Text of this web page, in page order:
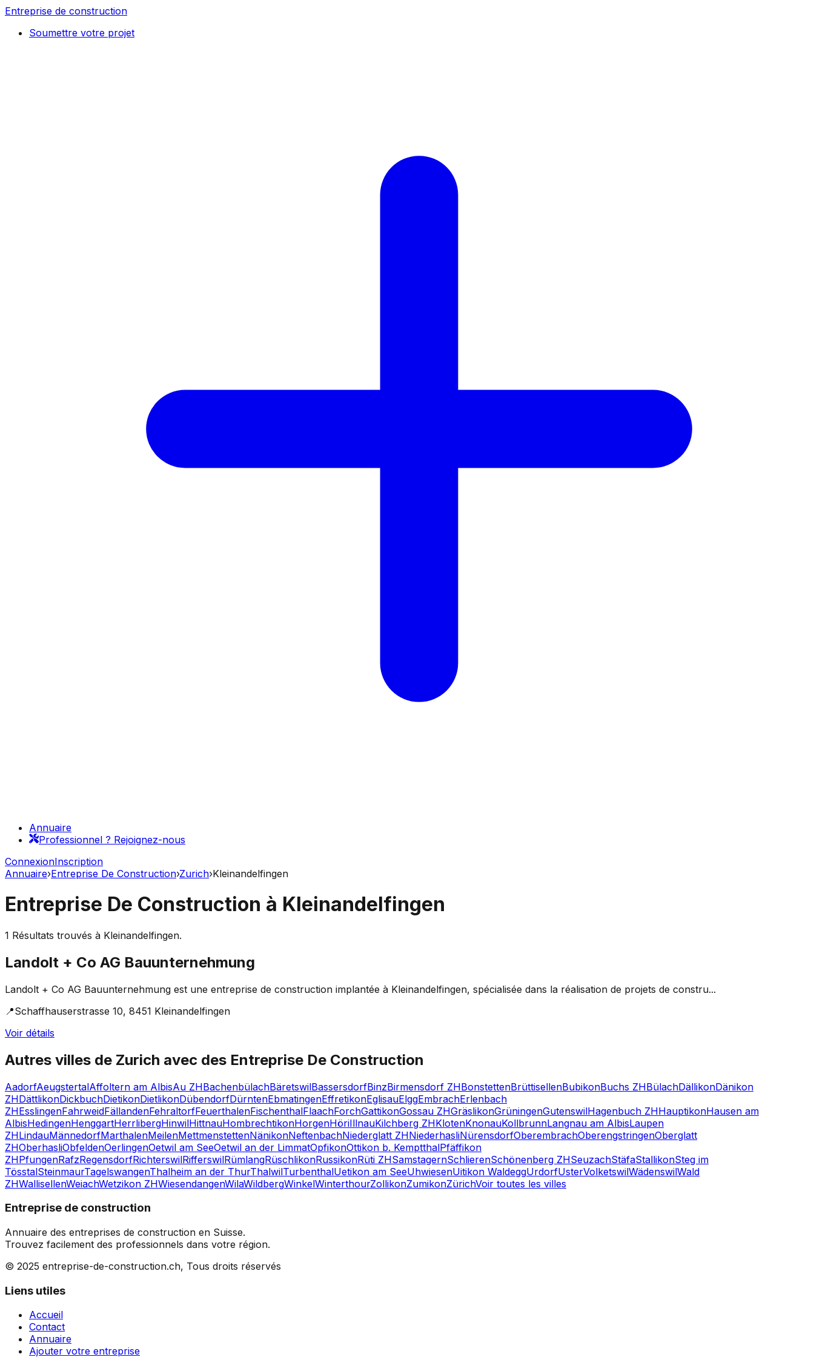
Entreprise de construction
Soumettre votre projet
Annuaire
Professionnel ? Rejoignez-nous
ConnexionInscription
Annuaire›Entreprise De Construction›Zurich›Kleinandelfingen
Entreprise De Construction à Kleinandelfingen
1 Résultats trouvés à Kleinandelfingen.
Landolt + Co AG Bauunternehmung
Landolt + Co AG Bauunternehmung est une entreprise de construction implantée à Kleinandelfingen, spécialisée dans la réalisation de projets de constru...
📍Schaffhauserstrasse 10, 8451 Kleinandelfingen
Voir détails
Autres villes de Zurich avec des Entreprise De Construction
AadorfAeugstertalAffoltern am AlbisAu ZHBachenbülachBäretswilBassersdorfBinzBirmensdorf ZHBonstettenBrüttisellenBubikonBuchs ZHBülachDällikonDänikon
ZHDättlikonDickbuchDietikonDietlikonDübendorfDürntenEbmatingenEffretikonEglisauElggEmbrachErlenbach
ZHEsslingenFahrweidFällandenFehraltorfFeuerthalenFischenthalFlaachForchGattikonGossau ZHGräslikonGrüningenGutenswilHagenbuch ZHHauptikonHausen am
AlbisHedingenHenggartHerrlibergHinwilHittnauHombrechtikonHorgenHöriIllnauKilchberg ZHKlotenKnonauKollbrunnLangnau am AlbisLaupen
ZHLindauMännedorfMarthalenMeilenMettmenstettenNänikonNeftenbachNiederglatt ZHNiederhasliNürensdorfOberembrachOberengstringenOberglatt
ZHOberhasliObfeldenOerlingenOetwil am SeeOetwil an der LimmatOpfikonOttikon b. KemptthalPfäffikon
ZHPfungenRafzRegensdorfRichterswilRifferswilRümlangRüschlikonRussikonRüti ZHSamstagernSchlierenSchönenberg ZHSeuzachStäfaStallikonSteg im
TösstalSteinmaurTagelswangenThalheim an der ThurThalwilTurbenthalUetikon am SeeUhwiesenUitikon WaldeggUrdorfUsterVolketswilWädenswilWald
ZHWallisellenWeiachWetzikon ZHWiesendangenWilaWildbergWinkelWinterthourZollikonZumikonZürichVoir toutes les villes
Entreprise de construction
Annuaire des entreprises de construction en Suisse.
Trouvez facilement des professionnels dans votre région.
© 2025 entreprise-de-construction.ch, Tous droits réservés
Liens utiles
Accueil
Contact
Annuaire
Ajouter votre entreprise